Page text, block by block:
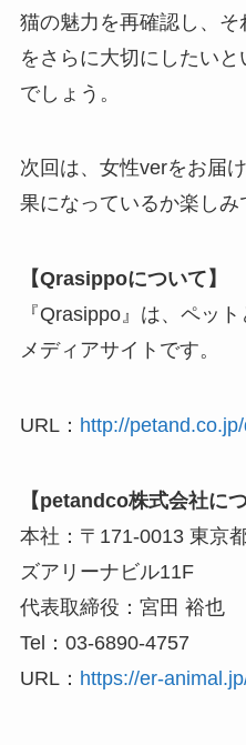
猫の魅力を再確認し、
をさらに大切にしたい
でしょう。
次回は、女性verをお届
果になっているか楽しみ
【Qrasippoについて】
『Qrasippo』は、ペッ
メディアサイトです。
URL： http://
【petandco株式会社につ
本社：〒171-0013 東京
ズアリーナビル11F
代表取締役：宮田 裕也
Tel：03-6890-4757
URL： https://er-